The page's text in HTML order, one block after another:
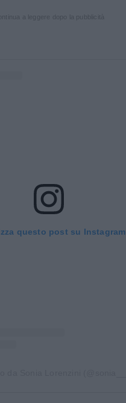
questo post su Instagram